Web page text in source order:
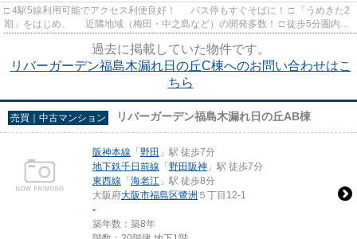
□ 4駅5線利用可能でアクセス利便良好！ バス停もすぐそばに！ □ 「うめきた2
期」をはじめ、 近隣地域（梅田・中之島など）の開発多数！ □ 徒歩5分圏内
過去に掲載していた物件です。
リバーガーデン福島木漏れ日の丘C棟へのお問い合わせはこ
ちら
売買｜中古マンション リバーガーデン福島木漏れ日の丘AB棟
阪神本線 「 野田 」駅 徒歩7分
地下鉄千日前線 「 野田阪神 」駅 徒歩7分
東西線 「 海老江 」駅 徒歩8分
大阪府大阪市福島区鷺洲 ５丁目12-1
-
築年数：築8年